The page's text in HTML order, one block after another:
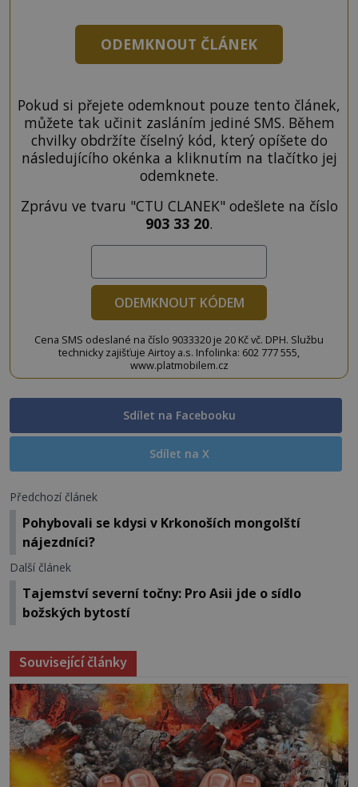
ODEMKNOUT ČLÁNEK
Pokud si přejete odemknout pouze tento článek,
můžete tak učinit zasláním jediné SMS. Během
chvilky obdržíte číselný kód, který opíšete do
následujícího okénka a kliknutím na tlačítko jej
odemknete.
Zprávu ve tvaru "CTU CLANEK" odešlete na číslo
903 33 20.
ODEMKNOUT KÓDEM
Cena SMS odeslané na číslo 9033320 je 20 Kč vč. DPH. Službu
technicky zajišťuje Airtoy a.s. Infolinka: 602 777 555,
www.platmobilem.cz
Sdílet na Facebooku
Sdílet na X
Předchozí článek
Pohybovali se kdysi v Krkonoších mongolští
nájezdníci?
Další článek
Tajemství severní točny: Pro Asii jde o sídlo
božských bytostí
Související články